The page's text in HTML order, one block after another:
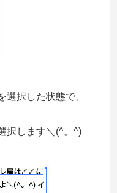
択した状態で、
択します＼(^。^)